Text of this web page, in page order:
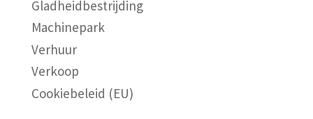
Gladheidbestrijding
Machinepark
Verhuur
Verkoop
Cookiebeleid (EU)